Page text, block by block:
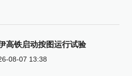
高铁启动按图运行试验
08-07 13:38